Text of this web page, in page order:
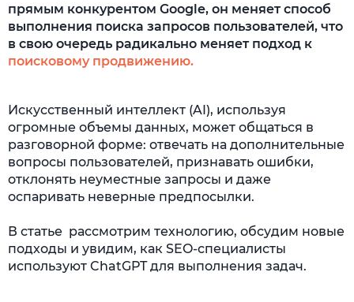
прямым конкурентом Google, он меняет способ
выполнения поиска запросов пользователей, что
в свою очередь радикально меняет подход к
поисковому продвижению.
Искусственный интеллект (AI), используя
огромные объемы данных, может общаться в
разговорной форме: отвечать на дополнительные
вопросы пользователей, признавать ошибки,
отклонять неуместные запросы и даже
оспаривать неверные предпосылки.
В статье рассмотрим технологию, обсудим новые
подходы и увидим, как SEO-специалисты
используют ChatGPT для выполнения задач.